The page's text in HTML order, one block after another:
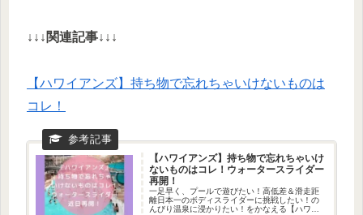
↓↓↓関連記事↓↓↓
【ハワイアンズ】持ち物で忘れちゃいけないものは
コレ！
【ハワイアンズ】持ち物で忘れちゃいけ
ないものはコレ！ウォータースライダー
再開！
一足早く、プールで遊びたい！高低差＆滑走距
離日本一のボディスライダーに挑戦したい！の
んびり温泉に浸かりたい！をかなえる【ハワイ